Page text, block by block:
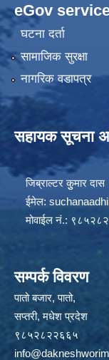
eGov
घटना दर्ता
सामाजिक सुरक्षा
नागरिक वडापत्र
सहायक सूचना
जिब्राल्टर कुुमार दास
ईमेल:
मोवाईल नं.:
सम्पर्क विवरण
पातो बजार, पातो,
सप्तरी, मधेश प्रदेश
९८५२८२२६६५